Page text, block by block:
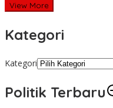
View More
Kategori
Kategori
Politik Terbaru